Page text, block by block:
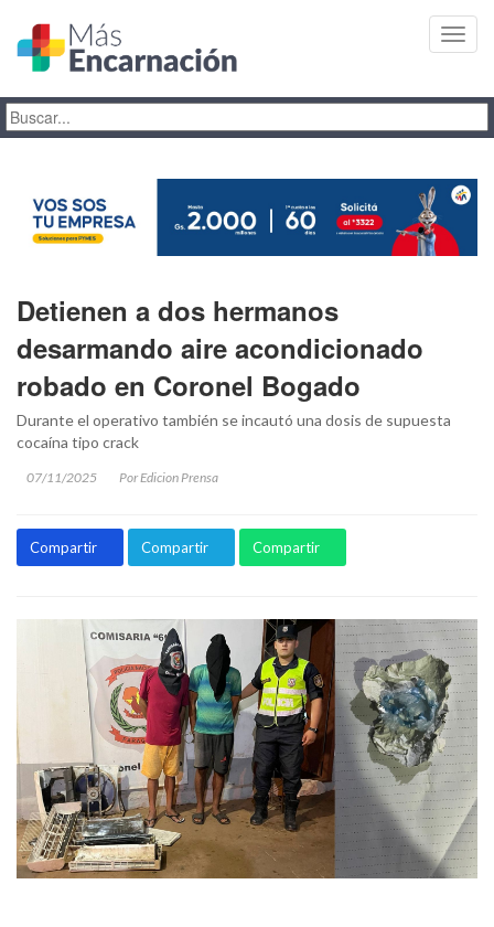
Detienen a dos hermanos
desarmando aire acondicionado
robado en Coronel Bogado
Durante el operativo también se incautó una dosis de supuesta
cocaína tipo crack
07/11/2025 Por Edicion Prensa
Compartir Compartir Compartir